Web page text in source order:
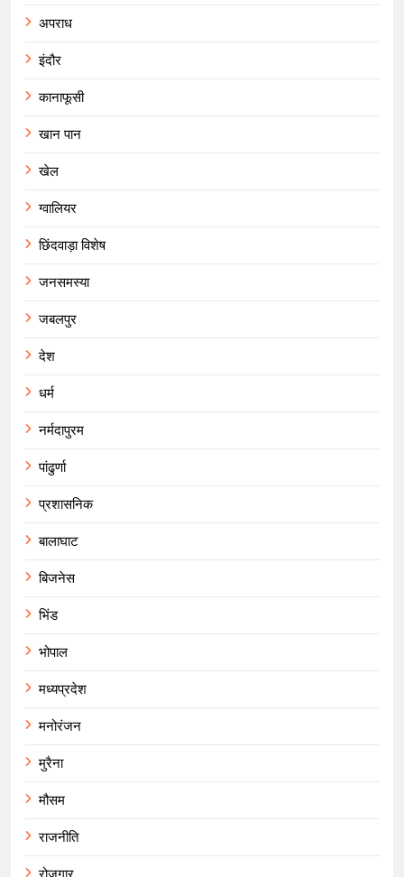
अपराध
इंदौर
कानाफूसी
खान पान
खेल
ग्वालियर
छिंदवाड़ा विशेष
जनसमस्या
जबलपुर
देश
धर्म
नर्मदापुरम
पांढुर्णा
प्रशासनिक
बालाघाट
बिजनेस
भिंड
भोपाल
मध्यप्रदेश
मनोरंजन
मुरैना
मौसम
राजनीति